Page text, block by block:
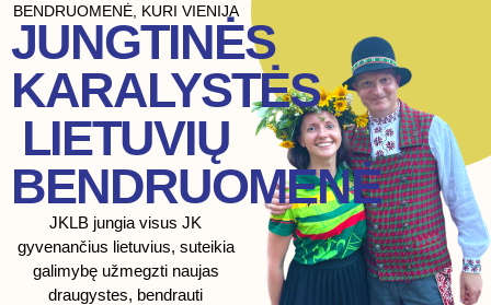
BENDRUOMENĖ, KURI VIENIJA
JUNGTINĖS
KARALYSTĖS
LIETUVIŲ
BENDRUOMENĖ
JKLB jungia visus JK
gyvenančius lietuvius, suteikia
galimybę užmegzti naujas
draugystes, bendrauti